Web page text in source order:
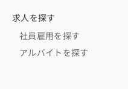
求人を探す
社員雇用を探す
アルバイトを探す